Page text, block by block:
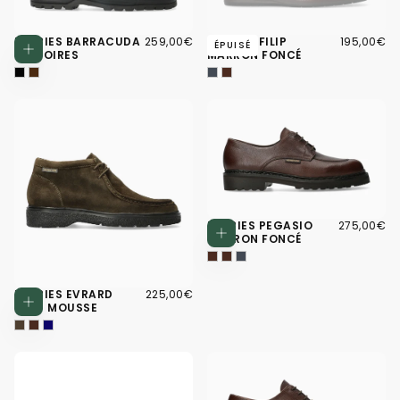
Choisissez des options
DERBIES BARRACUDA
MT NOIRES
259,00€
PRIX
259,00€
DERBIES FILIP
MARRON FONCÉ
ÉPUISÉ 195,00€
PRIX
195,00€
Choisissez des options
DERBIES EVRARD
VERT MOUSSE
225,00€
PRIX
225,00€
Choisissez
DERBIES PEGASIO
MARRON FONCÉ
275,00€
PRIX
275,00€